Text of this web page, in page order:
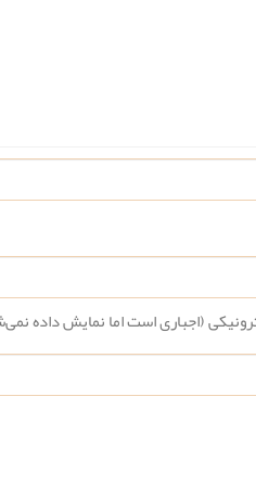
(اجباری است اما نمایش داده